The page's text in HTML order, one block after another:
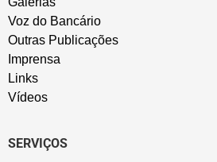
Voz do Bancário
Outras Publicações
Imprensa
Links
Vídeos
SERVIÇOS